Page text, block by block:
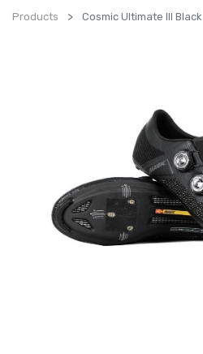
Products Cosmic Ultimate III Black